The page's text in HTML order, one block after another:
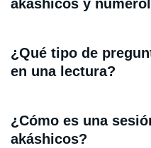
akáshicos y
¿Qué tipo de
en una lectura?
¿Cómo es una
akáshicos?